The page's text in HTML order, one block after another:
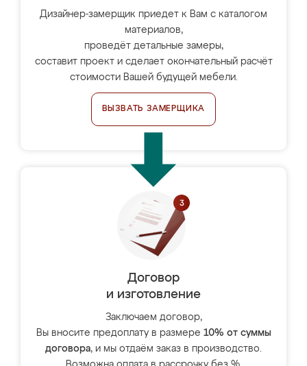
Дизайнер-замерщик приедет к Вам с каталогом
материалов,
проведёт детальные замеры,
составит проект и сделает окончательный расчёт
стоимости Вашей будущей мебели.
ВЫЗВАТЬ ЗАМЕРЩИКА
Договор
и изготовление
Заключаем договор,
Вы вносите предоплату в размере 10% от суммы
договора, и мы отдаём заказ в производство.